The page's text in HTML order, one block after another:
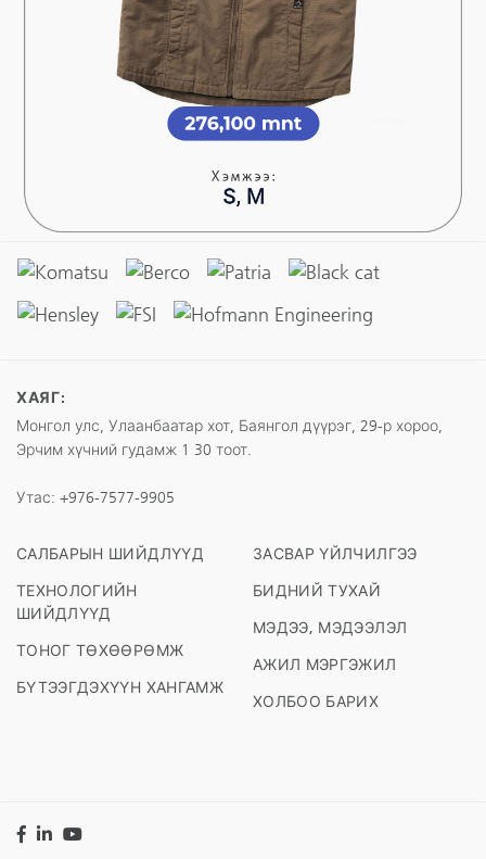
ХАЯГ:
Монгол улс, Улаанбаатар хот, Баянгол дүүрэг, 29-р хороо,
Эрчим хүчний гудамж 1 30 тоот.
Утас: +976-7577-9905
САЛБАРЫН ШИЙДЛҮҮД
ТЕХНОЛОГИЙН
ШИЙДЛҮҮД
ТОНОГ ТӨХӨӨРӨМЖ
БҮТЭЭГДЭХҮҮН ХАНГАМЖ
ЗАСВАР ҮЙЛЧИЛГЭЭ
БИДНИЙ ТУХАЙ
МЭДЭЭ, МЭДЭЭЛЭЛ
АЖИЛ МЭРГЭЖИЛ
ХОЛБОО БАРИХ
Facebook
LinkedInYouTube